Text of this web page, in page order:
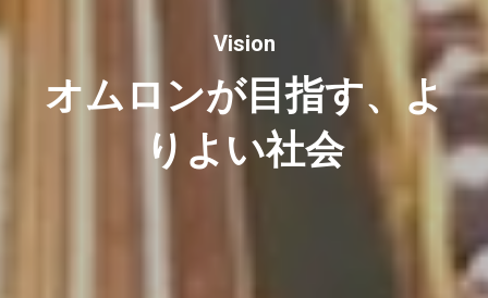
Vision
オムロンが目指す、よ
りよい社会